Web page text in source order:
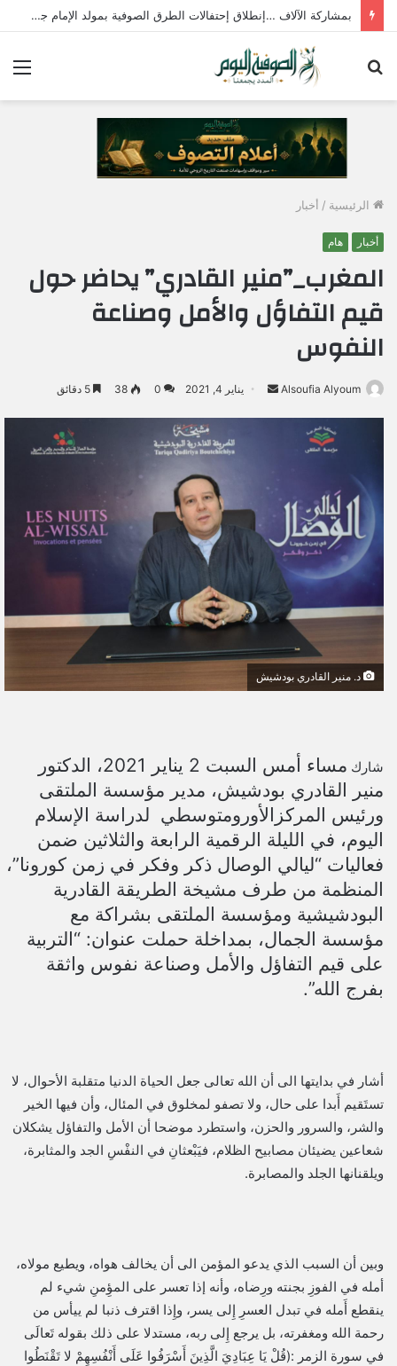
بمشاركة الآلاف …إنطلاق إحتفالات الطرق الصوفية بمولد الإمام جابر الجازولي الثلاثاء المقبل
الرئيسية / أخبار
أخبار هام
المغرب_”منير القادري” يحاضر حول
قيم التفاؤل والأمل وصناعة
النفوس
Alsoufia Alyoum
د
ل
ر
يناير 4, 2021 0
38
د. منير القادري بودشيش
شارك
مساء أمس السبت 2 يناير 2021، الدكتور
منير القادري بودشيش، مدير مؤسسة الملتقى
ورئيس المركزالأورومتوسطي لدراسة الإسلام
اليوم، في الليلة الرقمية الرابعة والثلاثين ضمن
فعاليات “ليالي الوصال ذكر وفكر في زمن كورونا”،
المنظمة من طرف مشيخة الطريقة القادرية
البودشيشية ومؤسسة الملتقى بشراكة مع
مؤسسة الجمال، بمداخلة حملت عنوان: “التربية
على قيم التفاؤل والأمل وصناعة نفوس واثقة
بفرج الله”.
أشار في بدايتها الى أن الله تعالى جعل الحياة الدنيا متقلبة الأحوال، لا
تستَقيم أَبدا على حال، ولا تصفو لمخلوق في المئال، وأن فيها الخير
والشر، والسرور والحزن، واستطرد موضحا أن الأمل والتفاؤل يشكلان
شعاعين يضيئان مصابيح الظلام، فيَبْعثانِ في النفْسِ الجد والمثابرة،
ويلقنانها الجلد والمصابرة.
وبين أن السبب الذي يدعو المؤمن الى أن يخالف هواه، ويطيع مولاه،
أمله في الفوزِ بجنته ورِضاه، وأنه إذا تعسر على المؤِمنِ شيء لم
ينقطع أَمله في تبدل العسرِ إِلى يسر، وإِذا اقترف ذنبا لم ييأس من
رحمة الله ومغفرته، بل يرجع إِلى ربه، مستدلا على ذلك بقوله تَعالَى
في سورة الزمر :(قُلْ يَا عِبَادِيَ الَّذِينَ أَسْرَفُوا عَلَى أَنْفُسِهِمْ لا تَقْنَطُوا